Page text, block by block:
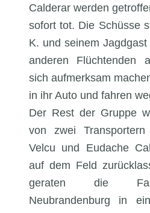
Calderar werden
sofort tot. Die Schüsse
K. und seinem
anderen Flüchtenden
sich aufmerksam
in ihr Auto und fahren
Der Rest der Gruppe
von zwei
Velcu und Eudache
auf dem Feld
geraten die
Neubrandenburg in